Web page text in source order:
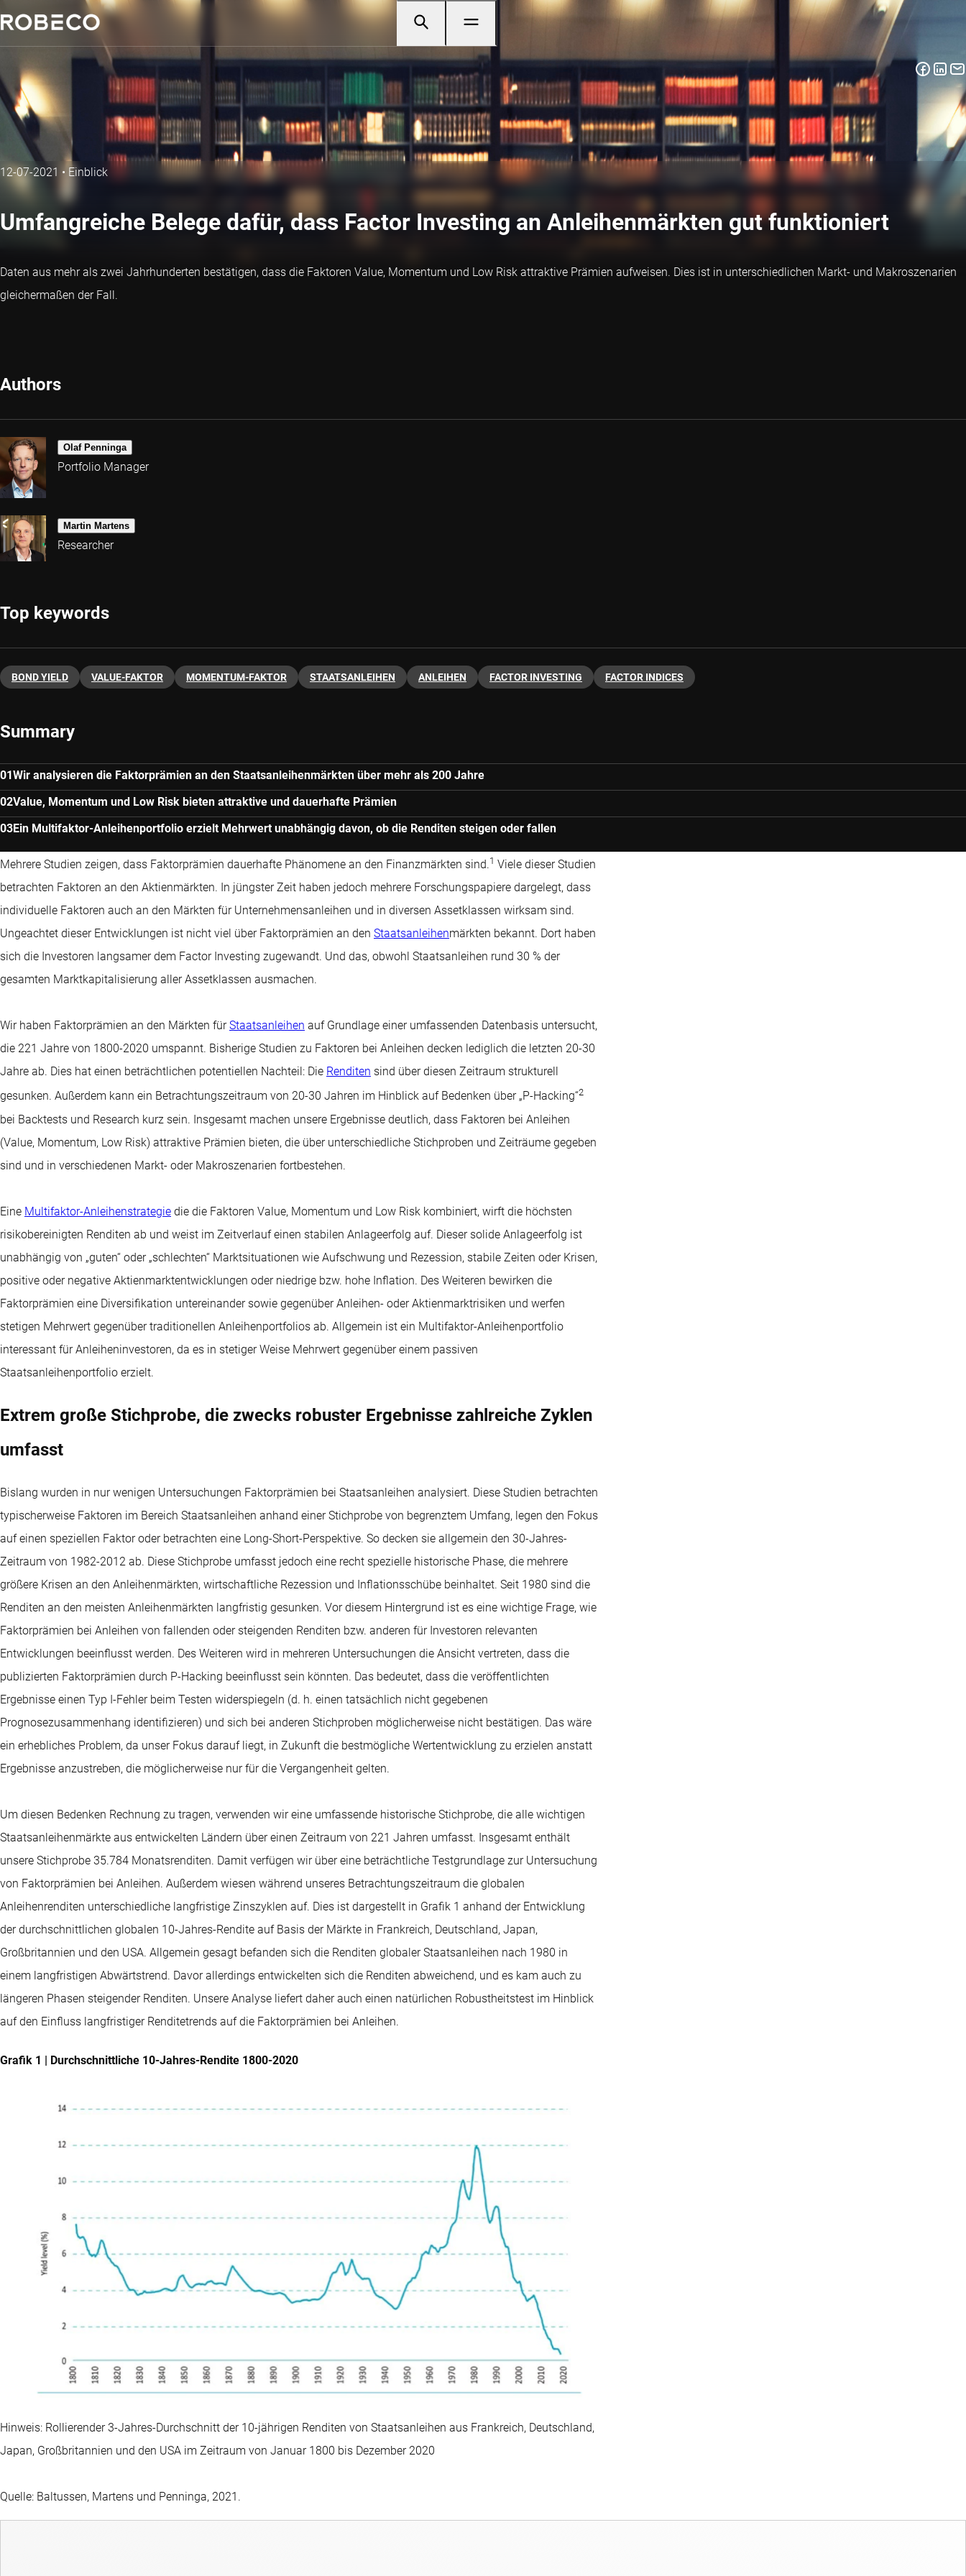
12-07-2021 • Einblick
Umfangreiche Belege dafür, dass Factor Investing an Anleihenmärkten gut funktioniert
Daten aus mehr als zwei Jahrhunderten bestätigen, dass die Faktoren Value, Momentum und Low Risk attraktive Prämien aufweisen. Dies ist in unterschiedlichen Markt- und Makroszenarien
gleichermaßen der Fall.
Authors
Olaf Penninga
Portfolio Manager
Martin Martens
Researcher
Top keywords
BOND YIELD VALUE-FAKTOR MOMENTUM-FAKTOR STAATSANLEIHEN ANLEIHEN FACTOR INVESTING FACTOR INDICES
Summary
Wir analysieren die Faktorprämien an den Staatsanleihenmärkten über mehr als 200 Jahre
Value, Momentum und Low Risk bieten attraktive und dauerhafte Prämien
Ein Multifaktor-Anleihenportfolio erzielt Mehrwert unabhängig davon, ob die Renditen steigen oder fallen
Mehrere Studien zeigen, dass Faktorprämien dauerhafte Phänomene an den Finanzmärkten sind.1 Viele dieser Studien
betrachten Faktoren an den Aktienmärkten. In jüngster Zeit haben jedoch mehrere Forschungspapiere dargelegt, dass
individuelle Faktoren auch an den Märkten für Unternehmensanleihen und in diversen Assetklassen wirksam sind.
Ungeachtet dieser Entwicklungen ist nicht viel über Faktorprämien an den Staatsanleihenmärkten bekannt. Dort haben
sich die Investoren langsamer dem Factor Investing zugewandt. Und das, obwohl Staatsanleihen rund 30 % der
gesamten Marktkapitalisierung aller Assetklassen ausmachen.
Wir haben Faktorprämien an den Märkten fürStaatsanleihen auf Grundlage einer umfassenden Datenbasis untersucht,
die 221 Jahre von 1800-2020 umspannt. Bisherige Studien zu Faktoren bei Anleihen decken lediglich die letzten 20-30
Jahre ab. Dies hat einen beträchtlichen potentiellen Nachteil: Die Renditen sind über diesen Zeitraum strukturell
gesunken. Außerdem kann ein Betrachtungszeitraum von 20-30 Jahren im Hinblick auf Bedenken über „P-Hacking“2
bei Backtests und Research kurz sein. Insgesamt machen unsere Ergebnisse deutlich, dass Faktoren bei Anleihen
(Value, Momentum, Low Risk) attraktive Prämien bieten, die über unterschiedliche Stichproben und Zeiträume gegeben
sind und in verschiedenen Markt- oder Makroszenarien fortbestehen.
Eine Multifaktor-Anleihenstrategie die die Faktoren Value, Momentum und Low Risk kombiniert, wirft die höchsten
risikobereinigten Renditen ab und weist im Zeitverlauf einen stabilen Anlageerfolg auf. Dieser solide Anlageerfolg ist
unabhängig von „guten“ oder „schlechten“ Marktsituationen wie Aufschwung und Rezession, stabile Zeiten oder Krisen,
positive oder negative Aktienmarktentwicklungen oder niedrige bzw. hohe Inflation. Des Weiteren bewirken die
Faktorprämien eine Diversifikation untereinander sowie gegenüber Anleihen- oder Aktienmarktrisiken und werfen
stetigen Mehrwert gegenüber traditionellen Anleihenportfolios ab. Allgemein ist ein Multifaktor-Anleihenportfolio
interessant für Anleiheninvestoren, da es in stetiger Weise Mehrwert gegenüber einem passiven
Staatsanleihenportfolio erzielt.
Extrem große Stichprobe, die zwecks robuster Ergebnisse zahlreiche Zyklen
umfasst
Bislang wurden in nur wenigen Untersuchungen Faktorprämien bei Staatsanleihen analysiert. Diese Studien betrachten
typischerweise Faktoren im Bereich Staatsanleihen anhand einer Stichprobe von begrenztem Umfang, legen den Fokus
auf einen speziellen Faktor oder betrachten eine Long-Short-Perspektive. So decken sie allgemein den 30-Jahres-
Zeitraum von 1982-2012 ab. Diese Stichprobe umfasst jedoch eine recht spezielle historische Phase, die mehrere
größere Krisen an den Anleihenmärkten, wirtschaftliche Rezession und Inflationsschübe beinhaltet. Seit 1980 sind die
Renditen an den meisten Anleihenmärkten langfristig gesunken. Vor diesem Hintergrund ist es eine wichtige Frage, wie
Faktorprämien bei Anleihen von fallenden oder steigenden Renditen bzw. anderen für Investoren relevanten
Entwicklungen beeinflusst werden. Des Weiteren wird in mehreren Untersuchungen die Ansicht vertreten, dass die
publizierten Faktorprämien durch P-Hacking beeinflusst sein könnten. Das bedeutet, dass die veröffentlichten
Ergebnisse einen Typ I-Fehler beim Testen widerspiegeln (d. h. einen tatsächlich nicht gegebenen
Prognosezusammenhang identifizieren) und sich bei anderen Stichproben möglicherweise nicht bestätigen. Das wäre
ein erhebliches Problem, da unser Fokus darauf liegt, in Zukunft die bestmögliche Wertentwicklung zu erzielen anstatt
Ergebnisse anzustreben, die möglicherweise nur für die Vergangenheit gelten.
Um diesen Bedenken Rechnung zu tragen, verwenden wir eine umfassende historische Stichprobe, die alle wichtigen
Staatsanleihenmärkte aus entwickelten Ländern über einen Zeitraum von 221 Jahren umfasst. Insgesamt enthält
unsere Stichprobe 35.784 Monatsrenditen. Damit verfügen wir über eine beträchtliche Testgrundlage zur Untersuchung
von Faktorprämien bei Anleihen. Außerdem wiesen während unseres Betrachtungszeitraum die globalen
Anleihenrenditen unterschiedliche langfristige Zinszyklen auf. Dies ist dargestellt in Grafik 1 anhand der Entwicklung
der durchschnittlichen globalen 10-Jahres-Rendite auf Basis der Märkte in Frankreich, Deutschland, Japan,
Großbritannien und den USA. Allgemein gesagt befanden sich die Renditen globaler Staatsanleihen nach 1980 in
einem langfristigen Abwärtstrend. Davor allerdings entwickelten sich die Renditen abweichend, und es kam auch zu
längeren Phasen steigender Renditen. Unsere Analyse liefert daher auch einen natürlichen Robustheitstest im Hinblick
auf den Einfluss langfristiger Renditetrends auf die Faktorprämien bei Anleihen.
Grafik 1 | Durchschnittliche 10-Jahres-Rendite 1800-2020
Hinweis: Rollierender 3-Jahres-Durchschnitt der 10-jährigen Renditen von Staatsanleihen aus Frankreich, Deutschland,
Japan, Großbritannien und den USA im Zeitraum von Januar 1800 bis Dezember 2020
Quelle: Baltussen, Martens und Penninga, 2021.